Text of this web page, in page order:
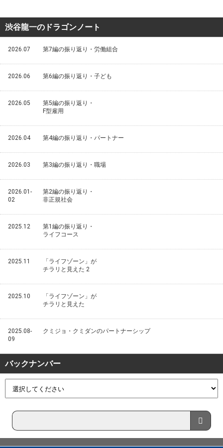
渋谷龍一のドラゴンノート
2026.07 第7編の振り返り・労働組合
2026.06 第6編の振り返り・子ども
2026.05
第5編の振り返り・
F型雇用
2026.04 第4編の振り返り・パートナー
2026.03 第3編の振り返り・職場
2026.01-
02
第2編の振り返り・
非正規社会
2025.12
第1編の振り返り・
ライフコース
2025.11
「ライフゾーン」が
チラリと見えた 2
2025.10
「ライフゾーン」が
チラリと見えた
2025.08-
09
クミジョ・クミダンのパートナーシップ
バックナンバー